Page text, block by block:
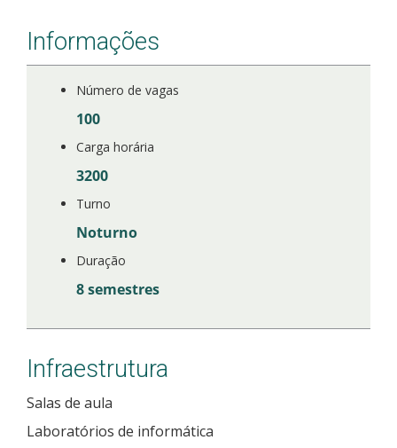
Informações
Número de vagas
100
Carga horária
3200
Turno
Noturno
Duração
8 semestres
Infraestrutura
Salas de aula
Laboratórios de informática